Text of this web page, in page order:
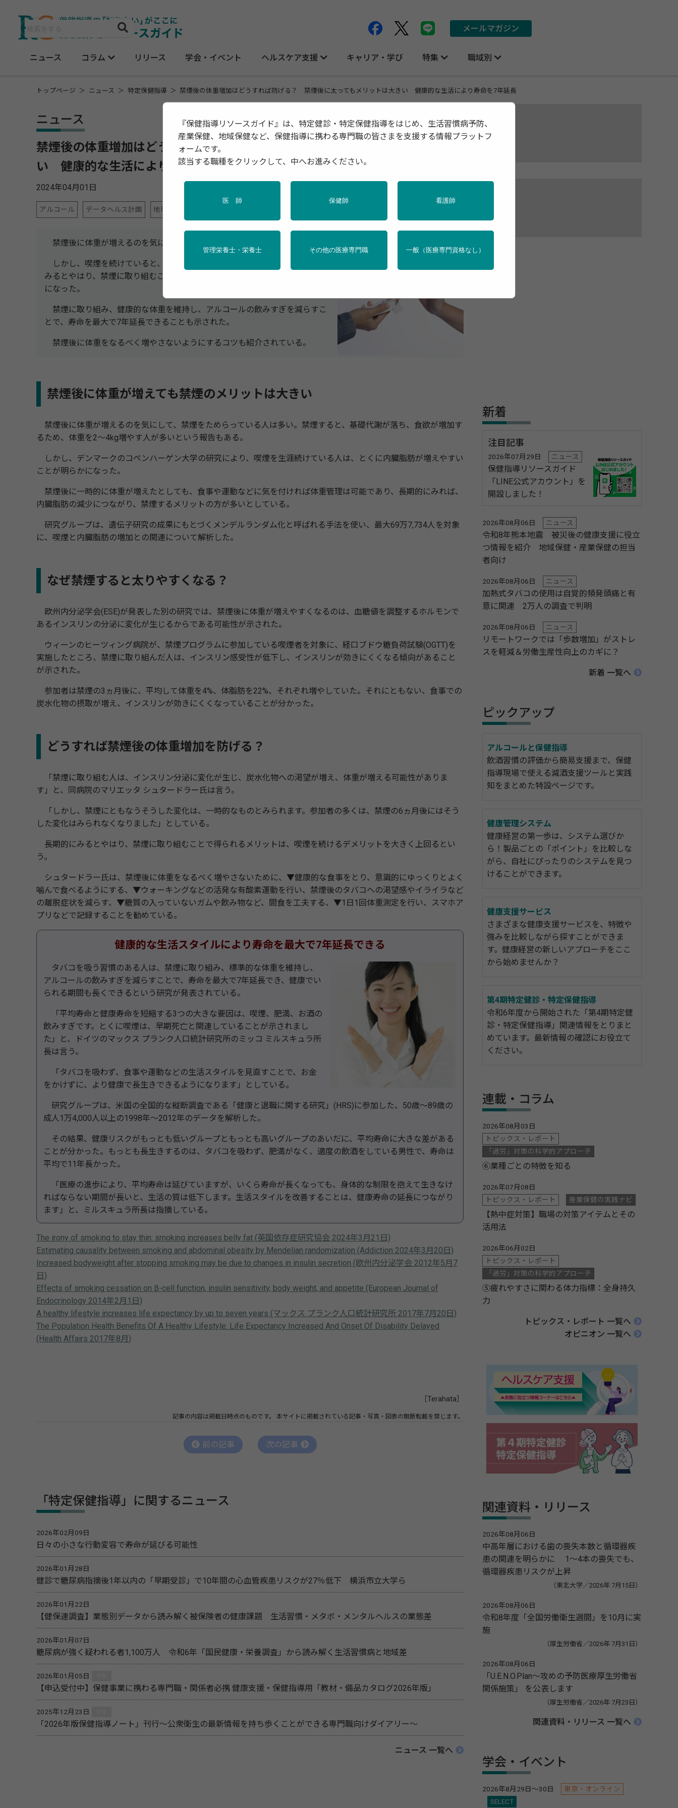
ニュース コラム リリース 学会・イベント ヘルスケア支援 キャリア・学び 特集 職域別
メールマガジン
トップページ ニュース 特定保健指導 禁煙後の体重増加はどうすれば防げる？ 禁煙後に太ってもメリットは大きい 健康的な生活により寿命を7年延長
ニュース
禁煙後の体重増加はどうすれば防げる？ 禁煙後に太ってもメリットは大き
い 健康的な生活により寿命を7年延長
2024年04月01日
アルコール データヘルス計画 地域保健
禁煙後に体重が増えるのを気にして、禁煙をためらっている人は多い。
しかし、喫煙を続けていると、とくに内臓脂肪が増えやすくなり、長期的に
みるとやはり、禁煙に取り組むことで得られるメリットは大きいことが明らか
になった。
禁煙に取り組み、健康的な体重を維持し、アルコールの飲みすぎを減らすこ
とで、寿命を最大で7年延長できることも示された。
禁煙後に体重をなるべく増やさないようにするコツも紹介されている。
禁煙後に体重が増えても禁煙のメリットは大きい
禁煙後に体重が増えるのを気にして、禁煙をためらっている人は多い。禁煙すると、基礎代謝が落ち、食欲が増加す
るため、体重を2～4kg増やす人が多いという報告もある。
しかし、デンマークのコペンハーゲン大学の研究により、喫煙を生涯続けている人は、とくに内臓脂肪が増えやすい
ことが明らかになった。
禁煙後に一時的に体重が増えたとしても、食事や運動などに気を付ければ体重管理は可能であり、長期的にみれば、
内臓脂肪の減少につながり、禁煙するメリットの方が多いとしている。
研究グループは、遺伝子研究の成果にもとづくメンデルランダム化と呼ばれる手法を使い、最大69万7,734人を対象
に、喫煙と内臓脂肪の増加との関連について解析した。
なぜ禁煙すると太りやすくなる？
欧州内分泌学会(ESE)が発表した別の研究では、禁煙後に体重が増えやすくなるのは、血糖値を調整するホルモンで
あるインスリンの分泌に変化が生じるからである可能性が示された。
ウィーンのヒーツィング病院が、禁煙プログラムに参加している喫煙者を対象に、経口ブドウ糖負荷試験(OGTT)を
実施したところ、禁煙に取り組んだ人は、インスリン感受性が低下し、インスリンが効きにくくなる傾向があること
が示された。
参加者は禁煙の3ヵ月後に、平均して体重を4%、体脂肪を22%、それぞれ増やしていた。それにともない、食事での
炭水化物の摂取が増え、インスリンが効きにくくなっていることが分かった。
どうすれば禁煙後の体重増加を防げる？
「禁煙に取り組む人は、インスリン分泌に変化が生じ、炭水化物への渇望が増え、体重が増える可能性がありま
す」と、同病院のマリエッタ シュタードラー氏は言う。
「しかし、禁煙にともなうそうした変化は、一時的なものとみられます。参加者の多くは、禁煙の6ヵ月後にはそう
した変化はみられなくなりました」としている。
長期的にみるとやはり、禁煙に取り組むことで得られるメリットは、喫煙を続けるデメリットを大きく上回るとい
う。
シュタードラー氏は、禁煙後に体重をなるべく増やさないために、▼健康的な食事をとり、意識的にゆっくりとよく
噛んで食べるようにする、▼ウォーキングなどの活発な有酸素運動を行い、禁煙後のタバコへの渇望感やイライラなど
の離脱症状を減らす、▼糖質の入っていないガムや飲み物など、間食を工夫する、▼1日1回体重測定を行い、スマホア
プリなどで記録することを勧めている。
健康的な生活スタイルにより寿命を最大で7年延長できる
タバコを吸う習慣のある人は、禁煙に取り組み、標準的な体重を維持し、
アルコールの飲みすぎを減らすことで、寿命を最大で7年延長でき、健康でい
られる期間も長くできるという研究が発表されている。
「平均寿命と健康寿命を短縮する3つの大きな要因は、喫煙、肥満、お酒の
飲みすぎです。とくに喫煙は、早期死亡と関連していることが示されまし
た」と、ドイツのマックス プランク人口統計研究所のミッコ ミルスキュラ所
長は言う。
「タバコを吸わず、食事や運動などの生活スタイルを見直すことで、お金
をかけずに、より健康で長生きできるようになります」としている。
研究グループは、米国の全国的な縦断調査である「健康と退職に関する研究」(HRS)に参加した、50歳～89歳の
成人1万4,000人以上の1998年～2012年のデータを解析した。
その結果、健康リスクがもっとも低いグループともっとも高いグループのあいだに、平均寿命に大きな差がある
ことが分かった。もっとも長生きするのは、タバコを吸わず、肥満がなく、適度の飲酒をしている男性で、寿命は
平均で11年長かった。
「医療の進歩により、平均寿命は延びていますが、いくら寿命が長くなっても、身体的な制限を抱えて生きなけ
ればならない期間が長いと、生活の質は低下します。生活スタイルを改善することは、健康寿命の延長につながり
ます」と、ミルスキュラ所長は指摘している。
The irony of smoking to stay thin: smoking increases belly fat (英国依存症研究協会 2024年3月21日)
Estimating causality between smoking and abdominal obesity by Mendelian randomization (Addiction 2024年3月20日)
Increased bodyweight after stopping smoking may be due to changes in insulin secretion (欧州内分泌学会 2012年5月7
日)
Effects of smoking cessation on β-cell function, insulin sensitivity, body weight, and appetite (European Journal of
Endocrinology 2014年2月1日)
A healthy lifestyle increases life expectancy by up to seven years (マックス プランク人口統計研究所 2017年7月20日)
The Population Health Benefits Of A Healthy Lifestyle: Life Expectancy Increased And Onset Of Disability Delayed
(Health Affairs 2017年8月)
［Terahata］
記事の内容は掲載日時点のものです。 本サイトに掲載されている記事・写真・図表の無断転載を禁じます。
前の記事 次の記事
「特定保健指導」に関するニュース
2026年02月09日
日々の小さな行動変容で寿命が延びる可能性
2026年01月28日
健診で糖尿病指摘後1年以内の「早期受診」で10年間の心血管疾患リスクが27％低下 横浜市立大学ら
2026年01月22日
【健保連調査】業態別データから読み解く被保険者の健康課題 生活習慣・メタボ・メンタルヘルスの業態差
2026年01月07日
糖尿病が強く疑われる者1,100万人 令和6年「国民健康・栄養調査」から読み解く生活習慣病と地域差
2026年01月05日
【申込受付中】保健事業に携わる専門職・関係者必携 健康支援・保健指導用「教材・備品カタログ2026年版」
2025年12月23日
「2026年版保健指導ノート」刊行～公衆衛生の最新情報を持ち歩くことができる専門職向けダイアリー～
ニュース 一覧へ
新着
注目記事
2026年07月29日 ニュース
保健指導リソースガイド
「LINE公式アカウント」を
開設しました！
2026年08月06日 ニュース
令和8年熊本地震 被災後の健康支援に役立
つ情報を紹介 地域保健・産業保健の担当
者向け
2026年08月06日 ニュース
加熱式タバコの使用は自覚的頻発頭痛と有
意に関連 2万人の調査で判明
2026年08月06日 ニュース
リモートワークでは「歩数増加」がストレ
スを軽減＆労働生産性向上のカギに？
新着 一覧へ
ピックアップ
アルコールと保健指導
飲酒習慣の評価から簡易支援まで、保健
指導現場で使える減酒支援ツールと実践
知をまとめた特設ページです。
健康管理システム
健康経営の第一歩は、システム選びか
ら！製品ごとの「ポイント」を比較しな
がら、自社にぴったりのシステムを見つ
けることができます。
健康支援サービス
さまざまな健康支援サービスを、特徴や
強みを比較しながら探すことができま
す。健康経営の新しいアプローチをここ
から始めませんか？
第4期特定健診・特定保健指導
令和6年度から開始された「第4期特定健
診・特定保健指導」関連情報をとりまと
めています。最新情報の確認にお役立て
ください。
連載・コラム
2026年08月03日
トピックス・レポート
「過労」対策の科学的アプローチ
⑥業種ごとの特徴を知る
2026年07月08日
トピックス・レポート
産業保健の実践ナビ
【熱中症対策】職場の対策アイテムとその
活用法
2026年06月02日
トピックス・レポート
「過労」対策の科学的アプローチ
⑤疲れやすさに関わる体力指標：全身持久
力
トピックス・レポート 一覧へ
オピニオン 一覧へ
関連資料・リリース
2026年08月06日
中高年層における歯の喪失本数と循環器疾
患の関連を明らかに 1～4本の喪失でも、
循環器疾患リスクが上昇
（東北大学／2026年 7月15日）
2026年08月06日
令和8年度「全国労働衛生週間」を10月に実
施
（厚生労働省／2026年 7月31日）
2026年08月06日
「U.E.N.O.Plan～攻めの予防医療厚生労働省
関係施策」 を公表します
（厚生労働省／2026年 7月23日）
関連資料・リリース 一覧へ
学会・イベント
2026年8月29日～30日
東京・オンライン
SELECT
『保健指導リソースガイド』は、特定健診・特定保健指導をはじめ、生活習慣病予防、
産業保健、地域保健など、保健指導に携わる専門職の皆さまを支援する情報プラットフ
ォームです。
該当する職種をクリックして、中へお進みください。
医 師 保健師 看護師
管理栄養士・栄養士 その他の医療専門職 一般（医療専門資格なし）